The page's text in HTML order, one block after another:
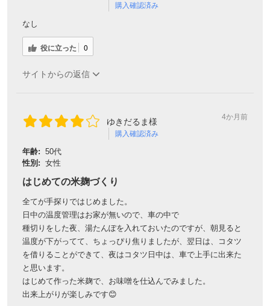
購入確認済み
なし
役に立った 0
サイトからの返信
ゆきだるま様
購入確認済み
4か月前
年齢: 50代
性別: 女性
はじめての米麹づくり
全てが手探りではじめました。
日中の温度管理はお家が無いので、車の中で
種切りをした夜、湯たんぽを入れておいたのですが、朝見ると
温度が下がってて、ちょっぴり焦りましたが、翌日は、コタツ
を借りることができて、夜はコタツ日中は、車で上手に出来た
と思います。
はじめて作った米麹で、お味噌を仕込んでみました。
出来上がりが楽しみです😊